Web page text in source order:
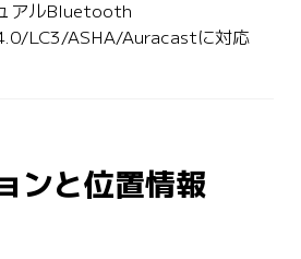
アルBluetooth
LC3/ASHA/Auracastに対応
ンと位置情報